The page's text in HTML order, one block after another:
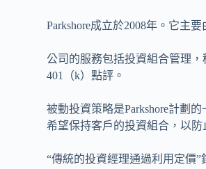
Parkshore成立於2008年。它主
公司的服務包括投資組合管理
401（k）點評。
被動投資策略是Parkshore計劃
希望保持客戶的投資組合，以防
“傳統的投資經理通過利用定價